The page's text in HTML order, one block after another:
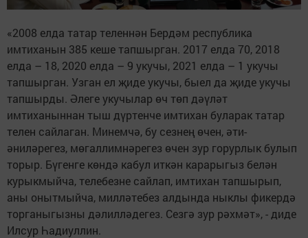
«2008 елда татар теленнән Бердәм республика
имтиханын 385 кеше тапшырган. 2017 елда 70, 2018
елда – 18, 2020 елда – 9 укучы, 2021 елда – 1 укучы
тапшырган. Узган ел җиде укучы, быел да җиде укучы
тапшырды. Әлеге укучылар өч төп дәүләт
имтиханыннан тыш дүртенче имтихан буларак татар
телен сайлаган. Минемчә, бу сезнең өчен, әти-
әниләрегез, мөгаллимнәрегез өчен зур горурлык булып
торыр. Бүгенге көндә кабул иткән карарыгыз белән
курыкмыйча, телебезне сайлап, имтихан тапшырып,
аны онытмыйча, милләтебез алдында ныклы фикердә
торганыгызны дәлилләдегез. Сезгә зур рәхмәт», - диде
Илсур Һадиуллин.